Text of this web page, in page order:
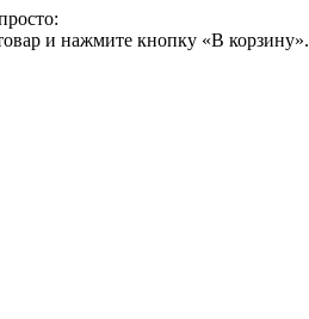
и нажмите кнопку «В корзину».